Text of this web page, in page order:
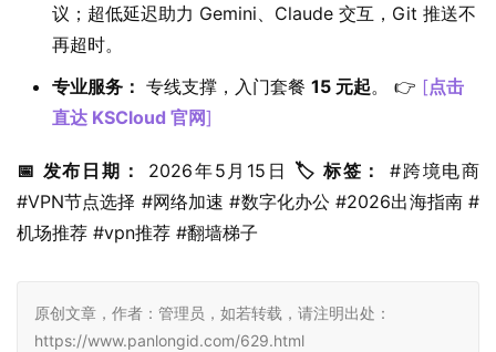
议；超低延迟助力 Gemini、Claude 交互，Git 推送不
再超时。
专业服务： 专线支撑，入门套餐 15 元起。 👉 [点击
直达 KSCloud 官网]
📅 发布日期： 2026年5月15日 🏷️ 标签：
#跨境电商
#VPN节点选择 #网络加速 #数字化办公 #2026出海指南 #
机场推荐 #vpn推荐 #翻墙梯子
原创文章，作者：管理员，如若转载，请注明出处：
https://www.panlongid.com/629.html